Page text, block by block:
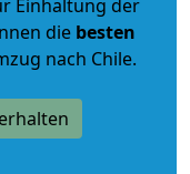
Einhaltung der
die besten
nach Chile.